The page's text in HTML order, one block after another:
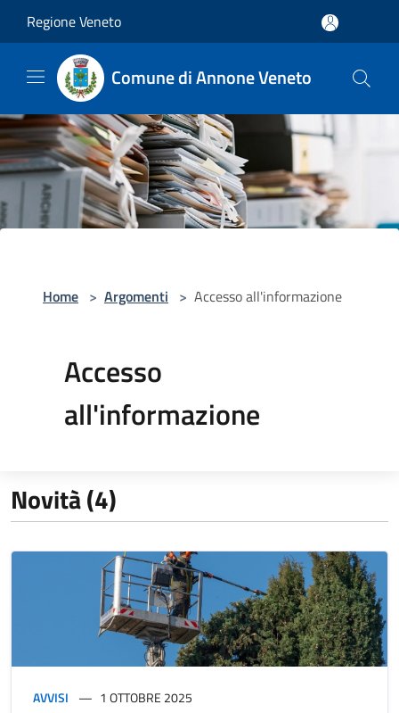
Regione Veneto
Comune di Annone Veneto
Home > Argomenti > Accesso all'informazione
Accesso
all'informazione
Novità (4)
AVVISI 1 OTTOBRE 2025